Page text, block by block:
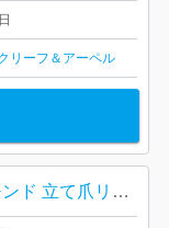
リーフ＆アーペル
Pt950 一粒ダイヤモンド 立て爪リング